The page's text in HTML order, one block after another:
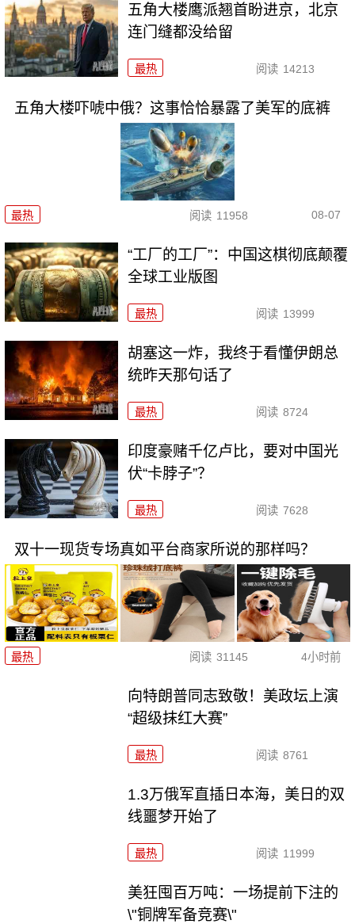
五角大楼鹰派翘首盼进京，北京
连门缝都没给留
最热 阅读 14213
五角大楼吓唬中俄？这事恰恰暴露了美军的底裤
最热 阅读 11958 08-07
“工厂的工厂”：中国这棋彻底颠覆
全球工业版图
最热 阅读 13999
胡塞这一炸，我终于看懂伊朗总
统昨天那句话了
最热 阅读 8724
印度豪赌千亿卢比，要对中国光
伏“卡脖子”？
最热 阅读 7628
双十一现货专场真如平台商家所说的那样吗？
最热 阅读 31145 4小时前
向特朗普同志致敬！美政坛上演
“超级抹红大赛”
最热 阅读 8761
1.3万俄军直插日本海，美日的双
线噩梦开始了
最热 阅读 11999
美狂囤百万吨：一场提前下注的
\"铜牌军备竞赛\"